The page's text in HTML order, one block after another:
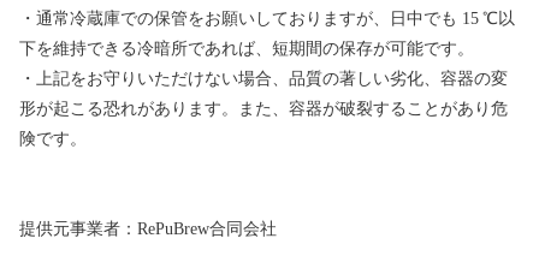
・通常冷蔵庫での保管をお願いしておりますが、日中でも 15 ℃以
下を維持できる冷暗所であれば、短期間の保存が可能です。
・上記をお守りいただけない場合、品質の著しい劣化、容器の変
形が起こる恐れがあります。また、容器が破裂することがあり危
険です。
提供元事業者：RePuBrew合同会社